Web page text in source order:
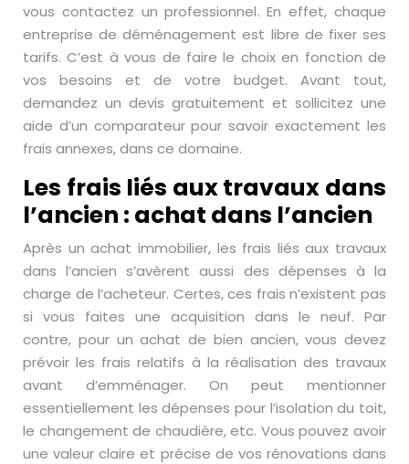
vous contactez un professionnel. En effet, chaque
entreprise de déménagement est libre de fixer ses
tarifs. C’est à vous de faire le choix en fonction de
vos besoins et de votre budget. Avant tout,
demandez un devis gratuitement et sollicitez une
aide d’un comparateur pour savoir exactement les
frais annexes, dans ce domaine.
Les frais liés aux travaux dans
l’ancien : achat dans l’ancien
Après un achat immobilier, les frais liés aux travaux
dans l’ancien s’avèrent aussi des dépenses à la
charge de l’acheteur. Certes, ces frais n’existent pas
si vous faites une acquisition dans le neuf. Par
contre, pour un achat de bien ancien, vous devez
prévoir les frais relatifs à la réalisation des travaux
avant d’emménager. On peut mentionner
essentiellement les dépenses pour l’isolation du toit,
le changement de chaudière, etc. Vous pouvez avoir
une valeur claire et précise de vos rénovations dans